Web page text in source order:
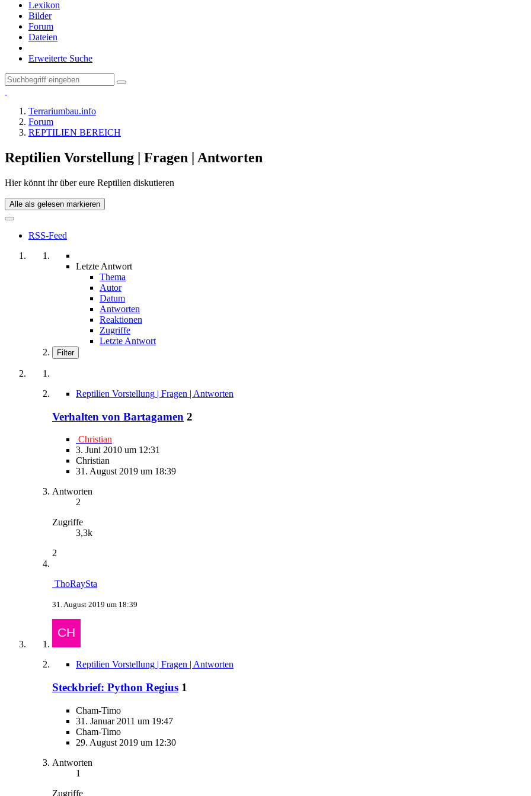
Lexikon
Bilder
Forum
Dateien
Erweiterte Suche
Terrariumbau.info
Forum
REPTILIEN BEREICH
Reptilien Vorstellung | Fragen | Antworten
Hier könnt ihr über eure Reptilien diskutieren
Alle als gelesen markieren
RSS-Feed
Letzte Antwort
Thema
Autor
Datum
Antworten
Reaktionen
Zugriffe
Letzte Antwort
Filter
Reptilien Vorstellung | Fragen | Antworten
Verhalten von Bartagamen 2
Christian
3. Juni 2010 um 12:31
Christian
31. August 2019 um 18:39
Antworten
2
Zugriffe
3,3k
2
ThoRaySta
31. August 2019 um 18:39
Reptilien Vorstellung | Fragen | Antworten
Steckbrief: Python Regius 1
Cham-Timo
31. Januar 2011 um 19:47
Cham-Timo
29. August 2019 um 12:30
Antworten
1
Zugriffe